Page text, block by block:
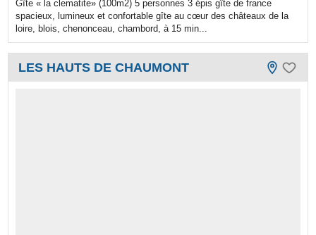
Gîte « la clematite» (100m2) 5 personnes 3 épis gîte de france
spacieux, lumineux et confortable gîte au cœur des châteaux de la
loire, blois, chenonceau, chambord, à 15 min...
LES HAUTS DE CHAUMONT